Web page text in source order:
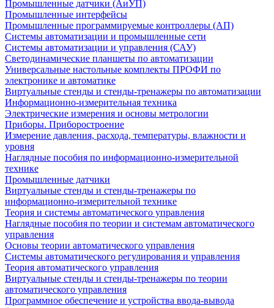
Промышленные датчики (АиУП)
Промышленные интерфейсы
Промышленные программируемые контроллеры (АП)
Системы автоматизации и промышленные сети
Системы автоматизации и управления (САУ)
Светодинамические планшеты по автоматизации
Универсальные настольные комплекты ПРОФИ по
электронике и автоматике
Виртуальные стенды и стенды-тренажеры по автоматизации
Информационно-измерительная техника
Электрические измерения и основы метрологии
Приборы. Приборостроение
Измерение давления, расхода, температуры, влажности и
уровня
Наглядные пособия по информационно-измерительной
технике
Промышленные датчики
Виртуальные стенды и стенды-тренажеры по
информационно-измерительной технике
Теория и системы автоматического управления
Наглядные пособия по теории и системам автоматического
управления
Основы теории автоматического управления
Системы автоматического регулирования и управления
Теория автоматического управления
Виртуальные стенды и стенды-тренажеры по теории
автоматического управления
Программное обеспечение и устройства ввода-вывода